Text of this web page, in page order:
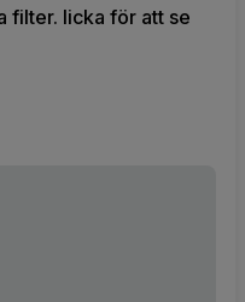
filter. licka för att se